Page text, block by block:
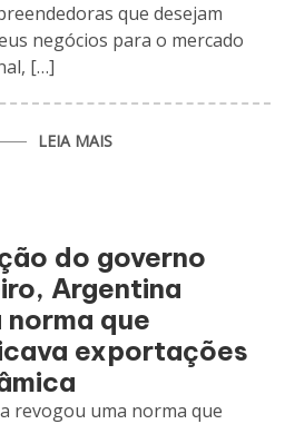
que desejam
negócios para o mercado
[…]
LEIA MAIS
do governo
Argentina
norma que
exportações
revogou uma norma que